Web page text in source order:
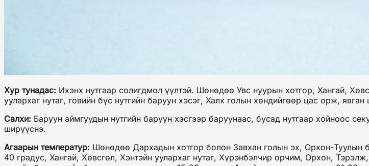
Хур тунадас: Ихэнх нутгаар солигдмол үүлтэй. Шөнөдөө Увс нуурын хотгор, Хангай,
уулархаг нутаг, говийн бүс нутгийн баруун хэсэг, Халх голын хөндийгөөр цас орж,
Салхи: Баруун аймгуудын нутгийн баруун хэсгээр баруунаас, бусад нутгаар хойноос
ширүүснэ.
Агаарын температур: Шөнөдөө Дархадын хотгор болон Завхан голын эх, Орхон-
40 градус, Хангай, Хөвсгөл, Хэнтэйн уулархаг нутаг, Хүрэнбэлчир орчим, Орхон,